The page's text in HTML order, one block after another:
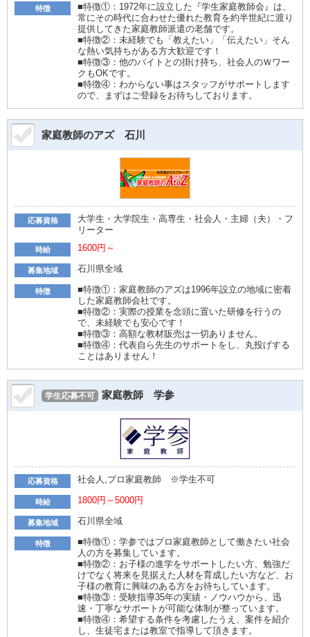
特徴
■特徴①：1972年に設立した『学生家庭教師会』は、
常にその時代に合わせた優れた教育を約半世紀に渡り
提供してきた家庭教師派遣の老舗です。
■特徴②：未経験でも「教えたい」「伝えたい」そん
な熱い気持ちがある方大歓迎です！
■特徴③：他のバイトとの掛け持ち、社会人のＷワー
クもOKです。
■特徴④：わからない事はスタッフがサポートします
ので、まずはご登録をお待ちしております。
家庭教師のアズ 石川
応募資格
大学生・大学院生・高専生・社会人・主婦（夫）・フ
リーター
時給 1600円～
募集地域 石川県全域
特徴
■特徴①：家庭教師のアズは1996年設立の地域に密着
した家庭教師会社です。
■特徴②：実際の授業を念頭に置いた研修を行うの
で、未経験でも安心です！
■特徴③：高額な教材販売は一切ありません。
■特徴④：代表自ら先生のサポートをし、丸投げする
ことはありません！
学生応募不可 家庭教師 学参
応募資格 社会人,プロ家庭教師 ※学生不可
時給 1800円～5000円
募集地域 石川県全域
特徴
■特徴①：学参ではプロ家庭教師として働きたい社会
人の方を募集しています。
■特徴②：お子様の進学をサポートしたい方、勉強だ
けでなく将来を見据えた人材を育成したい方など、お
子様の教育に興味のある方をお待ちしています。
■特徴③：受験指導35年の実績・ノウハウから、迅
速・丁寧なサポートが可能な体制が整っています。
■特徴④：希望する条件を考慮したうえ、案件を紹介
し、生徒宅または教室で指導して頂きます。